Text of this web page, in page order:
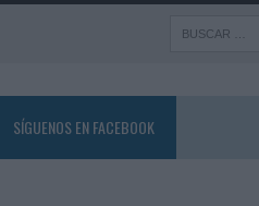
SÍGUENOS EN FACEBOOK